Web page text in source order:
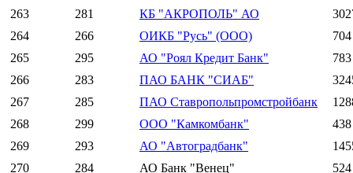
263 281 КБ "АКРОПОЛЬ" АО
264
266 ОИКБ "Русь" (ООО)
704
265
295 АО "Роял Кредит Банк"
783
266
283 ПАО БАНК "СИАБ"
267
285 ПАО Ставропольпромстройбанк
268
299 ООО "Камкомбанк"
438
269
293 АО "Автоградбанк"
270
284 АО Банк "Венец"
524